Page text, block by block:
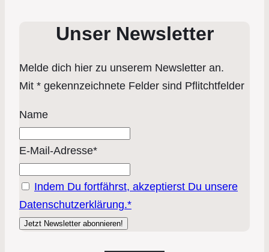
Unser Newsletter
Melde dich hier zu unserem Newsletter an.
Mit * gekennzeichnete Felder sind Pflitchtfelder
Name
E-Mail-Adresse*
Indem Du fortfährst, akzeptierst Du unsere
Datenschutzerklärung.*